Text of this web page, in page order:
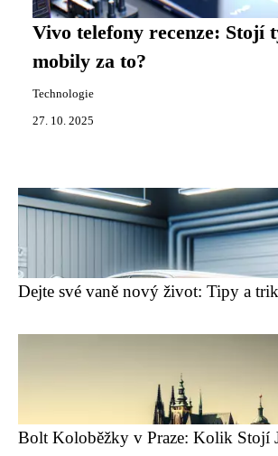
Vivo telefony recenze: Stojí
mobily za to?
Technologie
27. 10. 2025
Dejte své vaně nový život: Tipy a
Bolt Koloběžky v Praze: Kolik Stojí